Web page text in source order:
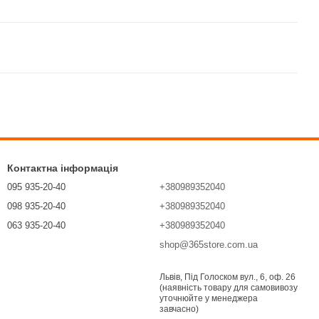
Контактна інформація
095 935-20-40
098 935-20-40
063 935-20-40
+380989352040
+380989352040
+380989352040
shop@365store.com.ua
Львів, Під Голоском вул., 6, оф. 26
(наявність товару для самовивозу
уточнюйте у менеджера
завчасно)